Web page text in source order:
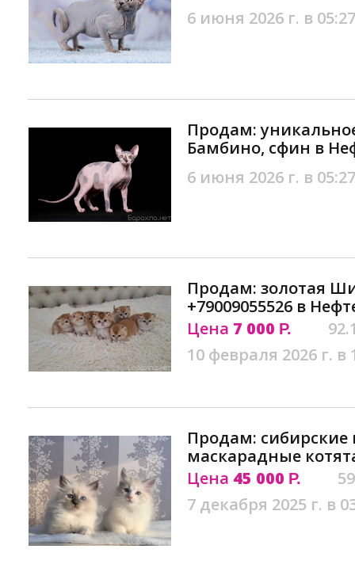
6 июня 2026 г. в 05:27
Продам:
Бамбино, сфин в
6 июня 2026 г. в 05:27
Продам: золотая
+79009055526 в
Цена 7 000 Р.
10 февраля 2026 г. в
Продам: сибирские
маскарадные
Цена 45 000 Р.
7 декабря 2025 г. в